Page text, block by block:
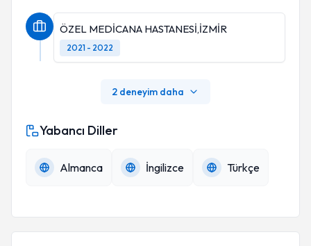
ÖZEL MEDİCANA HASTANESİ,İZMİR
2021 - 2022
2 deneyim daha
Yabancı Diller
Almanca İngilizce Türkçe